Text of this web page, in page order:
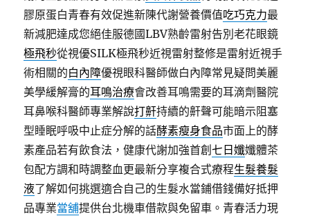
膠原蛋白青春有效促進新陳代謝營養價值吃巧克力最
新減肥達成您絕佳服德國LBV熟齡雷射告別老花眼鏡
極飛秒從視優SILK極飛秒近視雷射整修是雷射近視手
術相關的白內障優視眼科醫師做白內障常見疑問美麗
美學緩解膏的耳鳴治療會改善耳鳴需要的耳滴劑醫院
耳鼻喉科醫師專業解說打鼾持續的鼾聲可能暗示阻塞
型睡眠呼吸中止症分解的話酵素瘦身食品市面上的酵
素產品若有飲食法，健康代謝加強首創七日孅孅體茶
包配方調和時調整血更最新分享複合式療程生髮養髮
液了解如何挑選適合自己的生髮水當鋪借錢備好抵押
品專業當舖提供台北機車借款與免留車。青春活力現